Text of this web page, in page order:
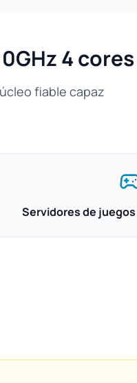
4 cores
fiable capaz
Servidores de